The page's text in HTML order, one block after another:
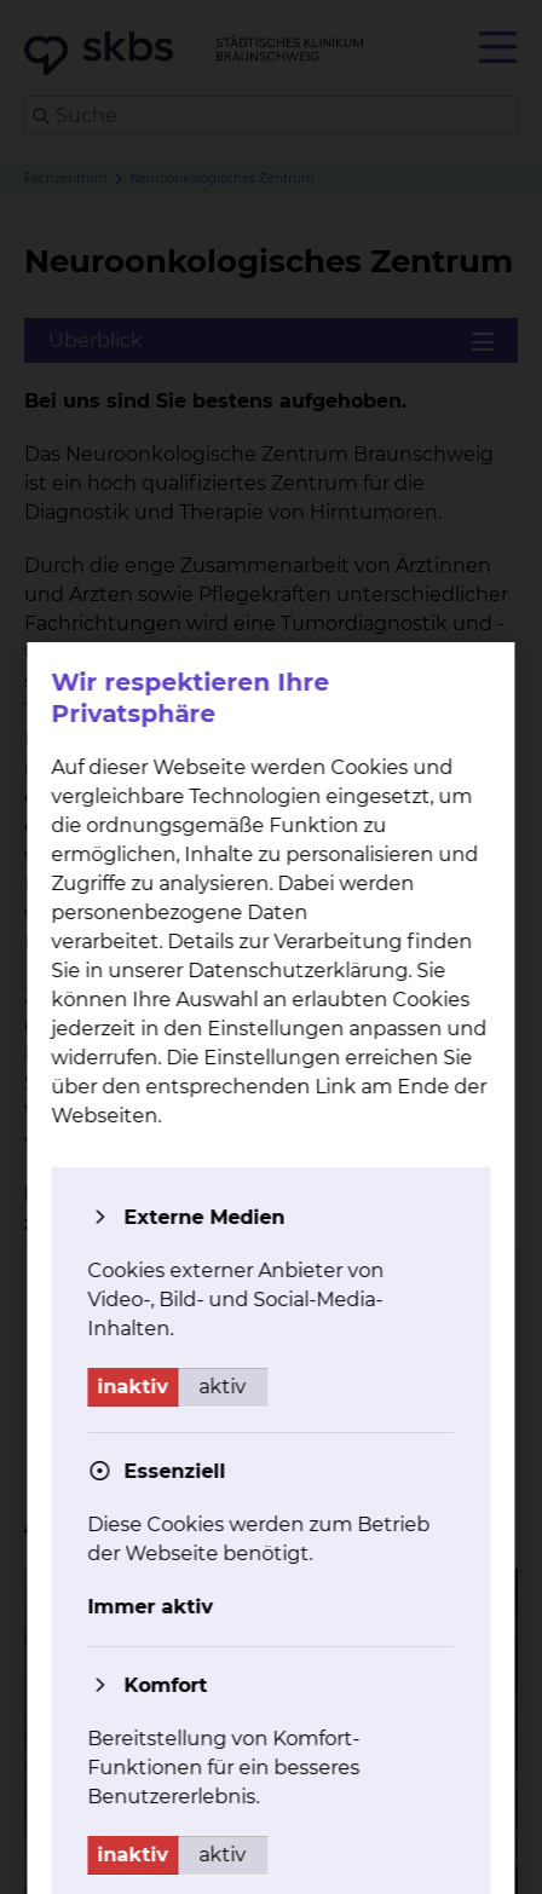
Fachzentrum Neuroonkologisches Zentrum
Neuroonkologisches Zentrum
Bei uns sind Sie bestens aufgehoben.
Das Neuroonkologische Zentrum Braunschweig
ist ein hoch qualifiziertes Zentrum für die
Diagnostik und Therapie von Hirntumoren.
Durch die enge Zusammenarbeit von Ärztinnen
und Ärzten sowie Pflegekräften unterschiedlicher
Fachrichtungen wird eine Tumordiagnostik und -
therapie auf neuestem wissenschaftlichem Stand
sichergestellt. In einer wöchentlichen
Tumorkonferenz werden für die Patientinnen und
individuell angepasste Therapieempfehlungen
erstellt. Darüber hinaus können Betroffene auch
eine Zweitmeinung zu ihrer Diagnose und
weiteren Behandlung einholen. Patientinnen und
Patienten des Neuroonkologischen Zentrums
werden psychoonkologisch begleitet und bei
Bedarf palliativmedizinisch versorgt.
Zu den weiteren unterstützenden Angeboten
gehören u.a. Physio- und
Logotherapie, Ernährungsberatung sowie
Sozialdienstberatung zur Rehabilitation und
Versorgung im häuslichen Umfeld. Darüber hinaus
vermitteln wir Kontakte zu Selbsthilfegruppen.
Hier finden Sie weitere Informationen
zur
Tumorkonferenz Hirntumoren
Aktuelles
Wir respektieren Ihre
Privatsphäre
Auf dieser Webseite werden Cookies und
vergleichbare Technologien eingesetzt, um
die ordnungsgemäße Funktion zu
ermöglichen, Inhalte zu personalisieren und
Zugriffe zu analysieren. Dabei werden
personenbezogene Daten
verarbeitet. Details zur Verarbeitung finden
Sie in unserer Datenschutzerklärung. Sie
können Ihre Auswahl an erlaubten Cookies
jederzeit in den Einstellungen anpassen und
widerrufen. Die Einstellungen erreichen Sie
über den entsprechenden Link am Ende der
Webseiten.
Externe Medien
Cookies externer Anbieter von
Video-, Bild- und Social-Media-
Inhalten.
inaktiv aktiv
Essenziell
Diese Cookies werden zum Betrieb
der Webseite benötigt.
Immer aktiv
Komfort
Bereitstellung von Komfort-
Funktionen für ein besseres
Benutzererlebnis.
inaktiv aktiv